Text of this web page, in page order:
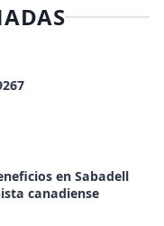
en Sabadell
canadiense